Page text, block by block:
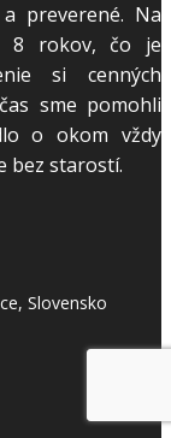
preverené. Na
8 rokov, čo je
si cenných
sme pomohli
o okom vždy
bez starostí.
Slovensko